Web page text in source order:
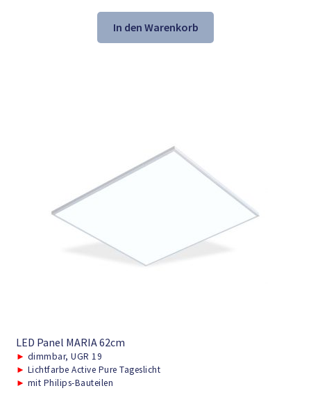
Preis
war:
153,60 €
Preis
ist:
104,98 €.
In den Warenkorb
LED Panel MARIA 62cm
► dimmbar, UGR 19
► Lichtfarbe Active Pure Tageslicht
► mit Philips-Bauteilen